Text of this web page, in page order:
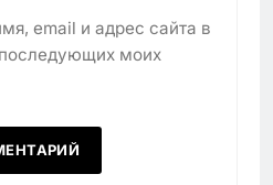
email и адрес сайта в
моих